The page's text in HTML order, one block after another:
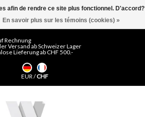
CHF 0,00
Rechnung
Versand ab Schweizer Lager
Lieferung ab CHF 500.-
EUR/CHF
afin de rendre ce site plus fonctionnel. D'accord?
En savoir plus sur les témoins (cookies) »